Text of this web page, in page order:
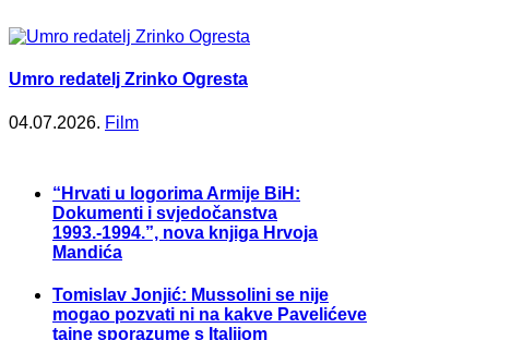
Umro redatelj Zrinko Ogresta
04.07.2026. Film
“Hrvati u logorima Armije BiH:
Dokumenti i svjedočanstva
1993.-1994.”, nova knjiga Hrvoja
Mandića
Tomislav Jonjić: Mussolini se nije
mogao pozvati ni na kakve Pavelićeve
tajne sporazume s Italijom